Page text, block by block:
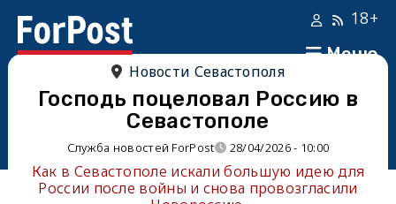
Меню
18+
Новости Севастополя
Господь поцеловал Россию в
Севастополе
Служба новостей ForPost 28/04/2026 - 10:00
Как в Севастополе искали большую идею для
России после войны и снова провозгласили